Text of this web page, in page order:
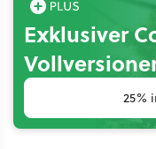
Exklusiver
25%